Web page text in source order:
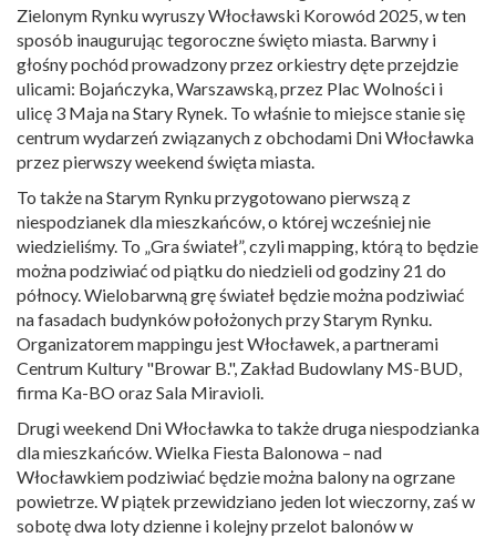
Zielonym Rynku wyruszy Włocławski Korowód 2025, w ten
sposób inaugurując tegoroczne święto miasta. Barwny i
głośny pochód prowadzony przez orkiestry dęte przejdzie
ulicami: Bojańczyka, Warszawską, przez Plac Wolności i
ulicę 3 Maja na Stary Rynek. To właśnie to miejsce stanie się
centrum wydarzeń związanych z obchodami Dni Włocławka
przez pierwszy weekend święta miasta.
To także na Starym Rynku przygotowano pierwszą z
niespodzianek dla mieszkańców, o której wcześniej nie
wiedzieliśmy. To „Gra świateł”, czyli mapping, którą to będzie
można podziwiać od piątku do niedzieli od godziny 21 do
północy. Wielobarwną grę świateł będzie można podziwiać
na fasadach budynków położonych przy Starym Rynku.
Organizatorem mappingu jest Włocławek, a partnerami
Centrum Kultury "Browar B.", Zakład Budowlany MS-BUD,
firma Ka-BO oraz Sala Miravioli.
Drugi weekend Dni Włocławka to także druga niespodzianka
dla mieszkańców. Wielka Fiesta Balonowa – nad
Włocławkiem podziwiać będzie można balony na ogrzane
powietrze. W piątek przewidziano jeden lot wieczorny, zaś w
sobotę dwa loty dzienne i kolejny przelot balonów w